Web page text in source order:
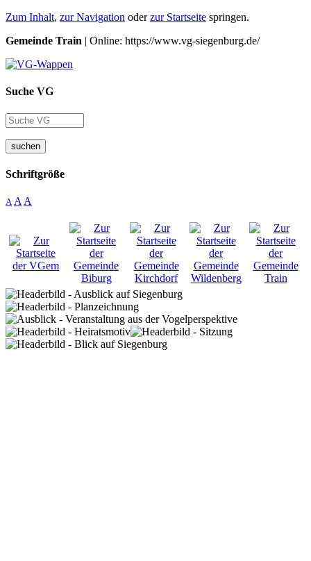
Zum Inhalt, zur Navigation oderzur Startseite springen.
Gemeinde Train | Online: https://www.vg-siegenburg.de/
Suche VG
suchen
Schriftgröße
A A A